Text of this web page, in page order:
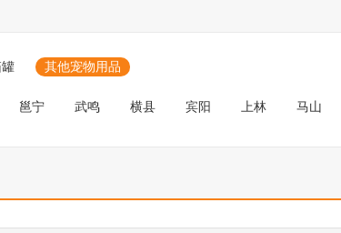
其他宠物用品
邕宁 武鸣 横县 宾阳 上林 马山